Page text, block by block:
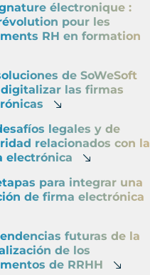
électronique :
pour les
RH en formation
de SoWeSoft
digitalizar las firmas
legales y de
relacionados con la
electrónica
para integrar una
de firma electrónica
futuras de la
de los
de RRHH